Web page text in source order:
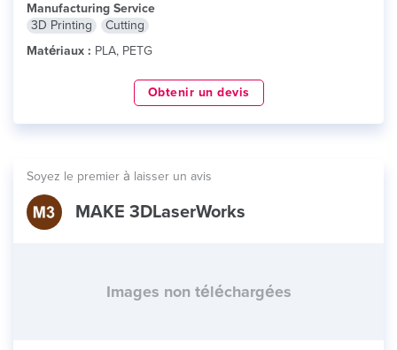
Manufacturing Service
3D Printing
Cutting
Matériaux : PLA, PETG
Obtenir un devis
Soyez le premier à laisser un avis
MAKE 3DLaserWorks
Images non téléchargées